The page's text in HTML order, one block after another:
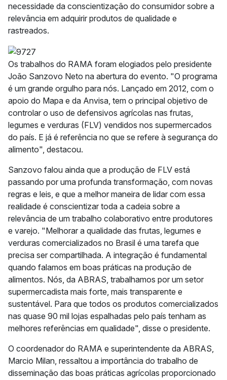
necessidade da conscientização do consumidor sobre a
relevância em adquirir produtos de qualidade e
rastreados.
Os trabalhos do RAMA foram elogiados pelo presidente
João Sanzovo Neto na abertura do evento. "O programa
é um grande orgulho para nós. Lançado em 2012, com o
apoio do Mapa e da Anvisa, tem o principal objetivo de
controlar o uso de defensivos agrícolas nas frutas,
legumes e verduras (FLV) vendidos nos supermercados
do país. E já é referência no que se refere à segurança do
alimento", destacou.
Sanzovo falou ainda que a produção de FLV está
passando por uma profunda transformação, com novas
regras e leis, e que a melhor maneira de lidar com essa
realidade é conscientizar toda a cadeia sobre a
relevância de um trabalho colaborativo entre produtores
e varejo. "Melhorar a qualidade das frutas, legumes e
verduras comercializados no Brasil é uma tarefa que
precisa ser compartilhada. A integração é fundamental
quando falamos em boas práticas na produção de
alimentos. Nós, da ABRAS, trabalhamos por um setor
supermercadista mais forte, mais transparente e
sustentável. Para que todos os produtos comercializados
nas quase 90 mil lojas espalhadas pelo país tenham as
melhores referências em qualidade", disse o presidente.
O coordenador do RAMA e superintendente da ABRAS,
Marcio Milan, ressaltou a importância do trabalho de
disseminação das boas práticas agrícolas proporcionado